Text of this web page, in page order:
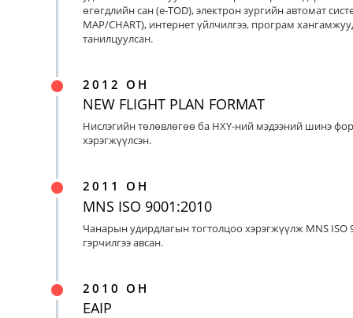
өгөгдлийн сан (e-TOD), электрон зургийн автомат
MAP/CHART), интернет үйлчилгээ, програм
танилцуулсан.
2012 ОН
NEW FLIGHT PLAN FORMAT
Нислэгийн төлөвлөгөө ба НХҮ-ний мэдээний шинэ
хэрэгжүүлсэн.
2011 ОН
MNS ISO 9001:2010
Чанарын удирдлагын тогтолцоо хэрэгжүүлж MNS ISO
гэрчилгээ авсан.
2010 ОН
EAIP